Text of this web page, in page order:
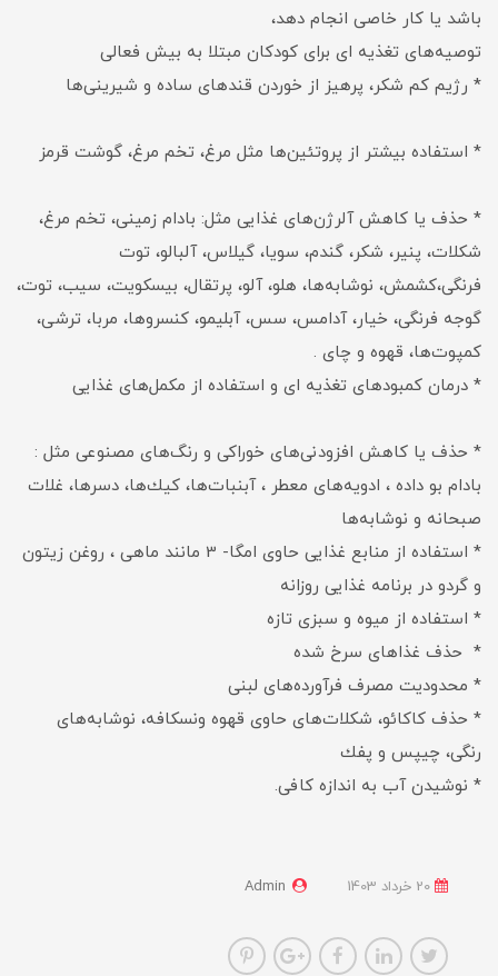
باشد یا کار خاصی انجام دهد،
توصیه‌های تغذیه ای برای كودكان مبتلا به بیش فعالی
* رژیم كم شكر، پرهیز از خوردن قندهای ساده و شیرینی‌ها
* استفاده بیشتر از پروتئین‌ها مثل مرغ، تخم مرغ، گوشت قرمز
* حذف یا كاهش آلرژن‌های غذایی مثل: بادام زمینی، تخم مرغ،
شكلات، پنیر، شكر، گندم، ‌سویا، گیلاس، آلبالو، توت
فرنگی،كشمش، ‌نوشابه‌ها، هلو، آلو، پرتقال، بیسكویت، سیب، توت،
گوجه فرنگی، خیار، آدامس، سس، آبلیمو، كنسروها، مربا، ترشی،
كمپوت‌ها، قهوه و چای .
* درمان كمبودهای تغذیه ای و استفاده از مكمل‌های غذایی
* حذف یا كاهش افزودنی‌های خوراكی و رنگ‌های مصنوعی مثل :
بادام بو داده ، ادویه‌های معطر ، آبنبات‌ها، كیك‌ها، دسرها، غلات
صبحانه و نوشابه‌ها
* استفاده از منابع غذایی حاوی امگا- 3 مانند ماهی ،‌ روغن زیتون
و گردو در برنامه غذایی روزانه
* استفاده از میوه و سبزی تازه
* حذف غذاهای سرخ شده
* محدودیت مصرف فرآورده‌های لبنی
* حذف كاكائو، شكلات‌های حاوی قهوه ونسكافه،‌ نوشابه‌های
رنگی، چیپس و پفك
* نوشیدن آب به اندازه کافی.
Admin